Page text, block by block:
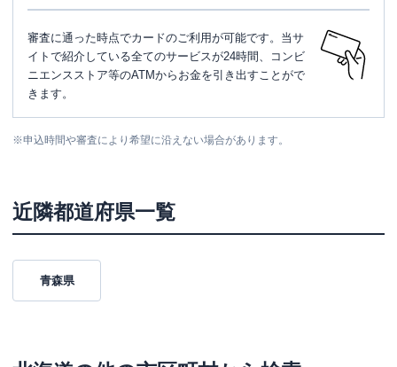
審査に通った時点でカードのご利用が可能です。当サ
イトで紹介している全てのサービスが24時間、コンビ
ニエンスストア等のATMからお金を引き出すことがで
きます。
※申込時間や審査により希望に沿えない場合があります。
近隣都道府県一覧
青森県